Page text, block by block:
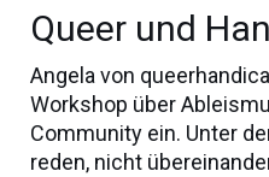
Queer und
Angela von
Workshop über
Community ein. Unter
reden, nicht